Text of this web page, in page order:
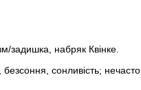
задишка, набряк Квінке.
безсоння, сонливість; нечасто